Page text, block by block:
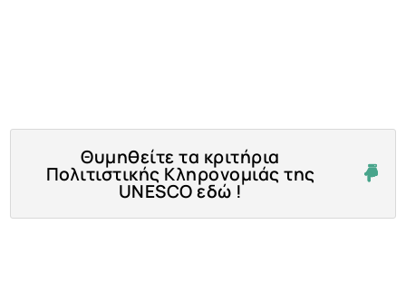
Θυμηθείτε τα κριτήρια
Πολιτιστικής Κληρονομιάς της
UNESCO εδώ !